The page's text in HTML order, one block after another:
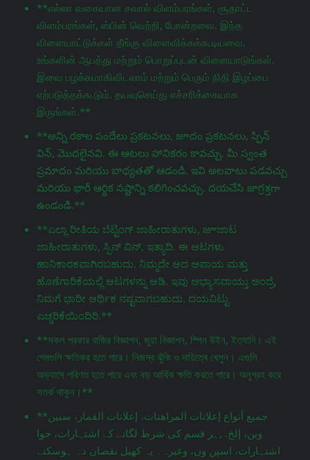
**எல்லா வகையான சவால் விளம்பரங்கள், சூதாட்ட
விளம்பரங்கள், ஸ்பின் வெற்றி, போன்றவை. இந்த
விளையாட்டுக்கள் தீங்கு விளைவிக்கக்கூடியவை.
உங்களின் ஆபத்து மற்றும் பொறுப்புடன் விளையாடுங்கள்.
இவை பழக்கமாகிவிடலாம் மற்றும் பெரும் நிதி இழப்பை
ஏற்படுத்தக்கூடும். தயவுசெய்து எச்சரிக்கையாக
இருங்கள்.**
**అన్ని రకాల పందేలు ప్రకటనలు, జూదం ప్రకటనలు, స్పిన్
విన్, మొదలైనవి. ఈ ఆటలు హానికరం కావచ్చు. మీ స్వంత
ప్రమాదం మరియు బాధ్యతతో ఆడండి. ఇవి అలవాటు పడవచ్చు
మరియు భారీ ఆర్థిక నష్టాన్ని కలిగించవచ్చు. దయచేసి జాగ్రತ್ತగా
ఉండండి.**
**ಎಲ್ಲಾ ರೀತಿಯ ಬೆಟ್ಟಿಂಗ್ ಜಾಹೀರಾತುಗಳು, జూಜಾಟ
ಜಾಹೀರಾತುಗಳು, ಸ್ಪಿನ್ ವಿನ್, ಇತ್ಯಾದಿ. ಈ ಆಟಗಳು
ಹಾನಿಕಾರಕವಾಗಿರಬಹುದು. ನಿಮ್ಮದೇ ಆದ ಅಪಾಯ ಮತ್ತು
ಹೊಣೆಗಾರಿಕೆಯಲ್ಲಿ ಆಟಗಳನ್ನು ಆಡಿ. ಇವು ಅಭ್ಯಾಸವಾಯ್ತು ಅಂದ್ರೆ,
ನಿಮಗೆ ಭಾರೀ ಆರ್ಥಿಕ ನಷ್ಟವಾಗಬಹುದು. ದಯವಿಟ್ಟು
ಎಚ್ಚರಿಕೆಯಿಂದಿರಿ.**
**সকল প্রকার বাজির বিজ্ঞাপন, জুয়া বিজ্ঞাপন, স্পিন উইন, ইত্যাদি। এই
গেমগুলি ক্ষতিকর হতে পারে। নিজস্ব ঝুঁকি ও দায়িত্বে খেলুন। এগুলি
অভ্যাসে পরিণত হতে পারে এবং বড় আর্থিক ক্ষতি করতে পারে। অনুগ্রহ করে
সতর্ক থাকুন।**
**جميع أنواع إعلانات المراهنات، إعلانات القمار، سبين
وين، إلخ. ,ہر قسم کی شرط لگانے کے اشتہارات، جوا
اشتہارات، اسپن ون، وغیرہ۔ یہ کھیل نقصان دہ ہوسکتے